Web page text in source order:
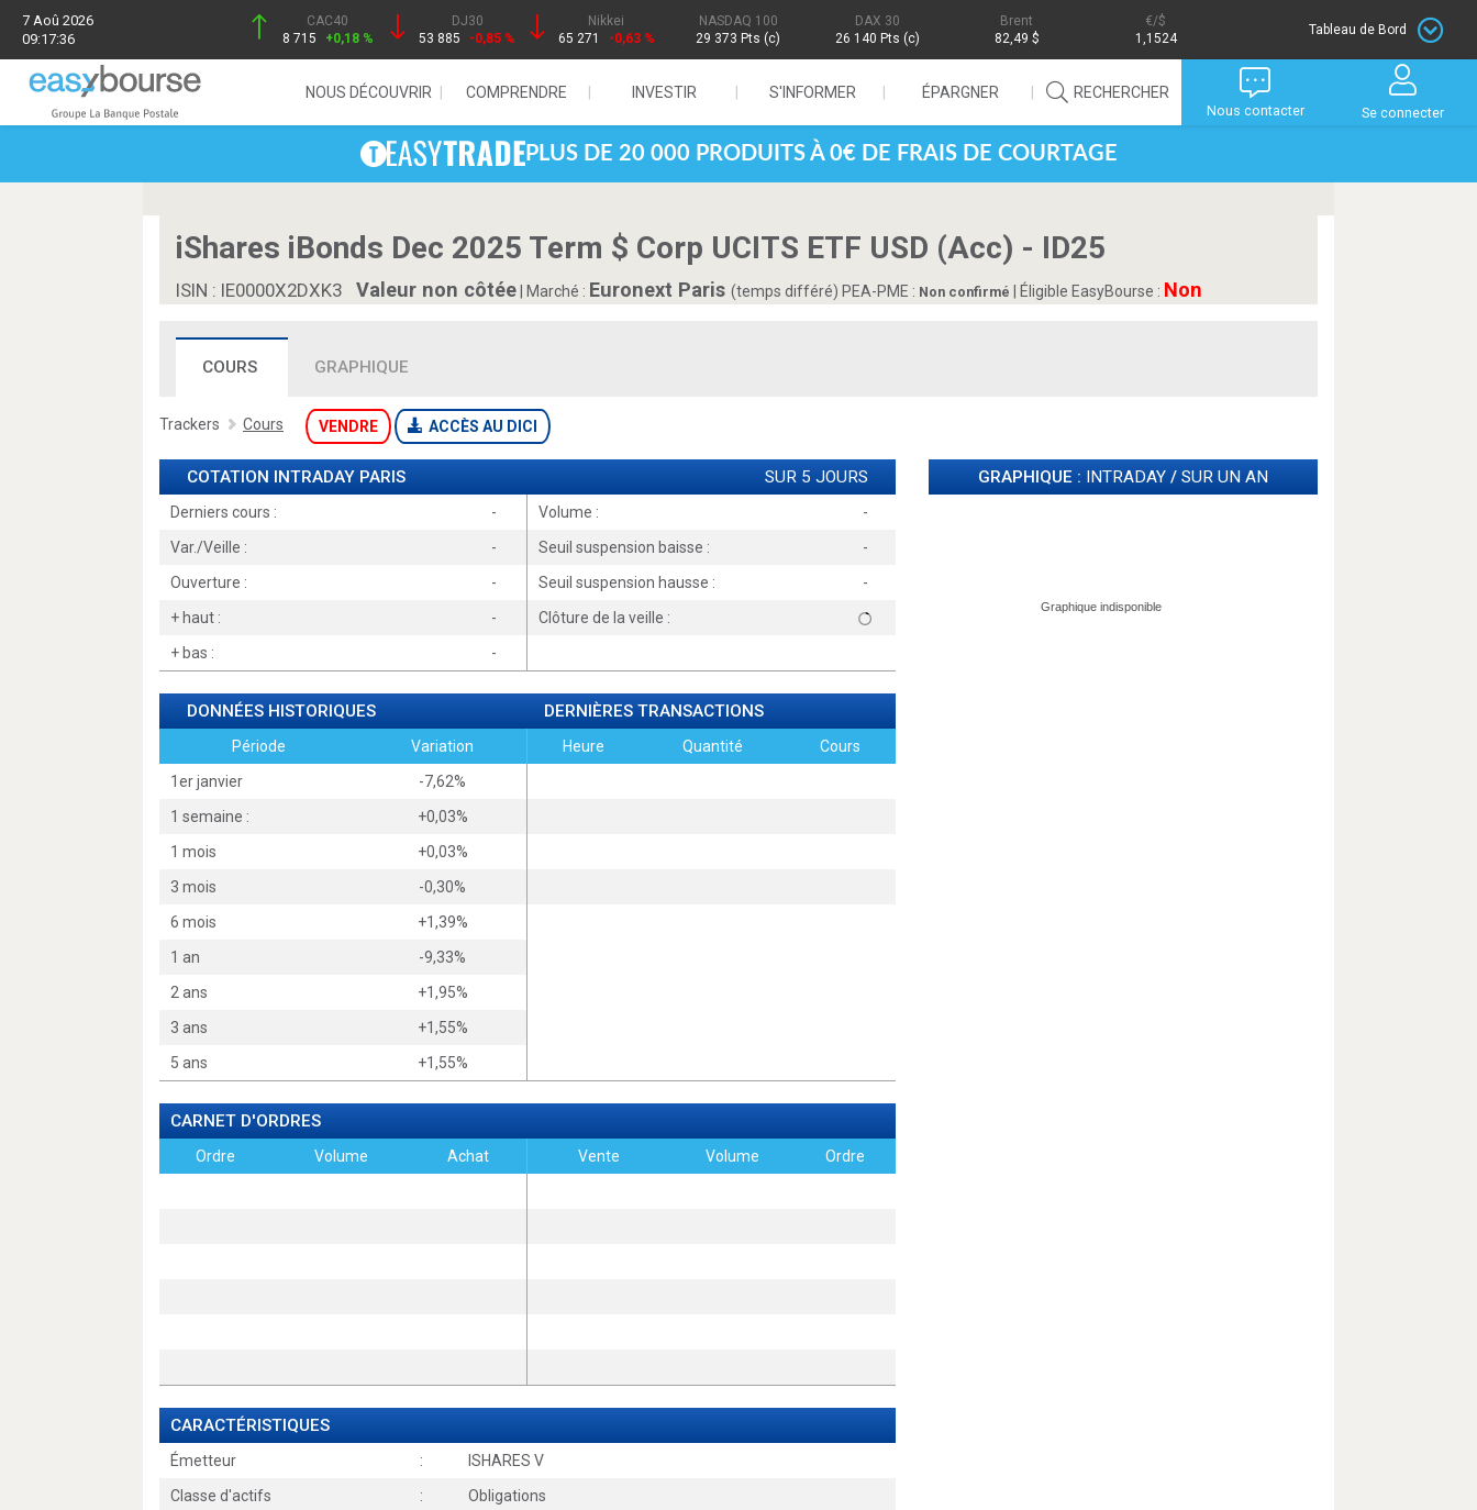
7 Aoû 2026
09:17:36
CAC40
8 715
+0,18 %
DJ30
53 885
-0,85 %
Nikkei
65 271
-0,63 %
NASDAQ 100
29 373 Pts (c)
DAX 30
26 140 Pts (c)
Brent
82,49 $
/$
1,1524
Tableau de Bord
NOUS DÉCOUVRIR COMPRENDRE INVESTIR S'INFORMER ÉPARGNER RECHERCHER
Nous contacter Se connecter
PLUS DE 20 000 PRODUITS À 0€ DE FRAIS DE COURTAGE
iShares iBonds Dec 2025 Term $ Corp UCITS ETF USD (Acc) - ID25
ISIN : IE0000X2DXK3 Valeur non côtée Marché : Euronext Paris (temps différé) PEA-PME : Non confirmé | Éligible EasyBourse : Non
COURS GRAPHIQUE
Trackers Cours VENDRE ACCÈS AU DICI
COTATION INTRADAY PARIS SUR 5 JOURS
Derniers cours :
-
Var./Veille :
-
Ouverture :
-
+ haut :
-
+ bas :
-
Volume :
-
Seuil suspension baisse :
-
Seuil suspension hausse :
-
Clôture de la veille :
DONNÉES HISTORIQUES DERNIÈRES TRANSACTIONS
Période
Variation
1er janvier
-7,62%
1 semaine :
+0,03%
1 mois
+0,03%
3 mois
-0,30%
6 mois
+1,39%
1 an
-9,33%
2 ans
+1,95%
3 ans
+1,55%
5 ans
+1,55%
Heure Quantité Cours
CARNET D'ORDRES
Ordre Volume Achat Vente Volume Ordre
CARACTÉRISTIQUES
Émetteur :
ISHARES V
Classe d'actifs
:
Obligations
GRAPHIQUE : INTRADAY /SUR UN AN